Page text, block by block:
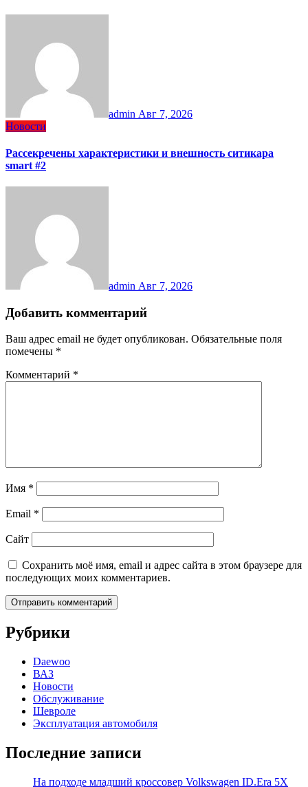
admin Авг 7, 2026
Новости
Рассекречены характеристики и внешность ситикара
smart #2
admin Авг 7, 2026
Добавить комментарий
Ваш адрес email не будет опубликован. Обязательные поля
помечены *
Комментарий *
Имя *
Email *
Сайт
Сохранить моё имя, email и адрес сайта в этом браузере для
последующих моих комментариев.
Рубрики
Daewoo
ВАЗ
Новости
Обслуживание
Шевроле
Эксплуатация автомобиля
Последние записи
На подходе младший кроссовер Volkswagen ID.Era 5X